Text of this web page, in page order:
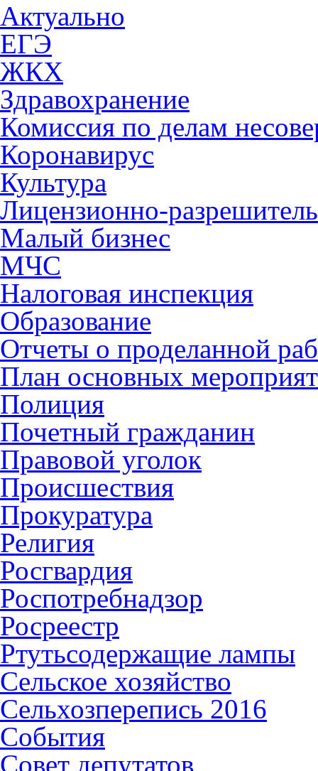
Актуально
ЕГЭ
ЖКХ
Здравохранение
Комиссия по делам
Коронавирус
Культура
Лицензионно-
Малый бизнес
МЧС
Налоговая инспекция
Образование
Отчеты о проделанной
План основных
Полиция
Почетный гражданин
Правовой уголок
Происшествия
Прокуратура
Религия
Росгвардия
Роспотребнадзор
Росреестр
Ртутьсодержащие лампы
Сельское хозяйство
Сельхозперепись 2016
События
Совет депутатов